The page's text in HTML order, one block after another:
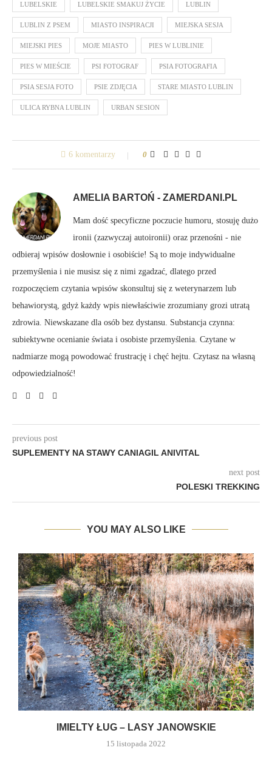
LUBELSKIE LUBELSKIE SMAKUJ ŻYCIE LUBLIN
LUBLIN Z PSEM MIASTO INSPIRACJI MIEJSKA SESJA
MIEJSKI PIES MOJE MIASTO PIES W LUBLINIE
PIES W MIEŚCIE PSI FOTOGRAF PSIA FOTOGRAFIA
PSIA SESJA FOTO PSIE ZDJĘCIA STARE MIASTO LUBLIN
ULICA RYBNA LUBLIN URBAN SESION
6 komentarzy 0
AMELIA BARTOŃ - ZAMERDANI.PL
Mam dość specyficzne poczucie humoru, stosuję dużo
ironii (zazwyczaj autoironii) oraz przenośni - nie
odbieraj wpisów dosłownie i osobiście! Są to moje indywidualne
przemyślenia i nie musisz się z nimi zgadzać, dlatego przed
rozpoczęciem czytania wpisów skonsultuj się z weterynarzem lub
behawiorystą, gdyż każdy wpis niewłaściwie zrozumiany grozi utratą
zdrowia. Niewskazane dla osób bez dystansu. Substancja czynna:
subiektywne ocenianie świata i osobiste przemyślenia. Czytane w
nadmiarze mogą powodować frustrację i chęć hejtu. Czytasz na własną
odpowiedzialność!
previous post
SUPLEMENTY NA STAWY CANIAGIL ANIVITAL
next post
POLESKI TREKKING
YOU MAY ALSO LIKE
IMIELTY ŁUG – LASY JANOWSKIE
15 listopada 2022